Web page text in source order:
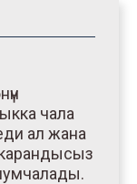
чала
ал жана